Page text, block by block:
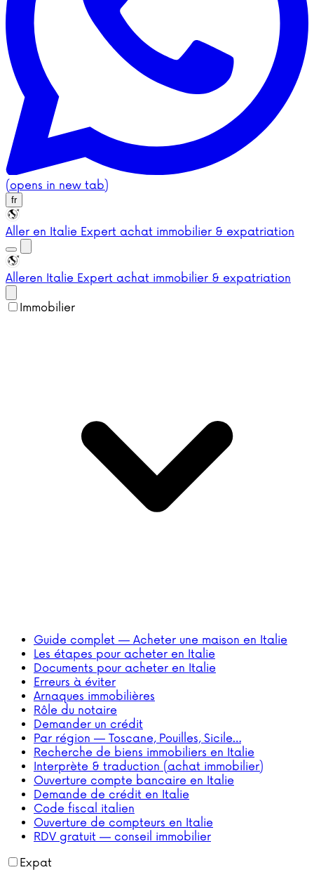
(opens in new tab)
fr
Aller en Italie Expert achat immobilier & expatriation
Alleren Italie Expert achat immobilier & expatriation
Immobilier
Guide complet — Acheter une maison en Italie
Les étapes pour acheter en Italie
Documents pour acheter en Italie
Erreurs à éviter
Arnaques immobilières
Rôle du notaire
Demander un crédit
Par région — Toscane, Pouilles, Sicile…
Recherche de biens immobiliers en Italie
Interprète & traduction (achat immobilier)
Ouverture compte bancaire en Italie
Demande de crédit en Italie
Code fiscal italien
Ouverture de compteurs en Italie
RDV gratuit — conseil immobilier
Expat